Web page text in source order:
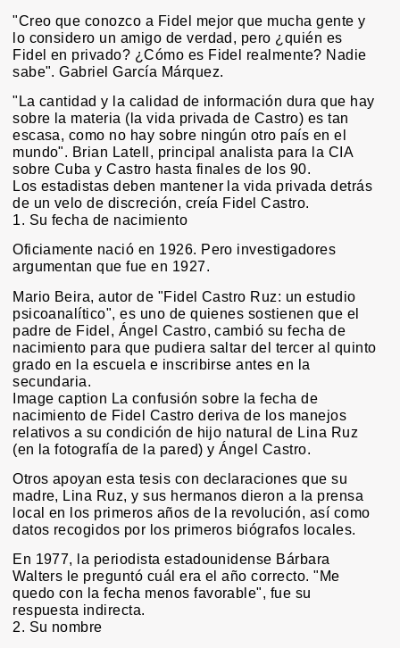
"Creo que conozco a Fidel mejor que mucha gente y
lo considero un amigo de verdad, pero ¿quién es
Fidel en privado? ¿Cómo es Fidel realmente? Nadie
sabe". Gabriel García Márquez.
"La cantidad y la calidad de información dura que hay
sobre la materia (la vida privada de Castro) es tan
escasa, como no hay sobre ningún otro país en el
mundo". Brian Latell, principal analista para la CIA
sobre Cuba y Castro hasta finales de los 90.
Los estadistas deben mantener la vida privada detrás
de un velo de discreción, creía Fidel Castro.
1. Su fecha de nacimiento
Oficiamente nació en 1926. Pero investigadores
argumentan que fue en 1927.
Mario Beira, autor de "Fidel Castro Ruz: un estudio
psicoanalítico", es uno de quienes sostienen que el
padre de Fidel, Ángel Castro, cambió su fecha de
nacimiento para que pudiera saltar del tercer al quinto
grado en la escuela e inscribirse antes en la
secundaria.
Image caption La confusión sobre la fecha de
nacimiento de Fidel Castro deriva de los manejos
relativos a su condición de hijo natural de Lina Ruz
(en la fotografía de la pared) y Ángel Castro.
Otros apoyan esta tesis con declaraciones que su
madre, Lina Ruz, y sus hermanos dieron a la prensa
local en los primeros años de la revolución, así como
datos recogidos por los primeros biógrafos locales.
En 1977, la periodista estadounidense Bárbara
Walters le preguntó cuál era el año correcto. "Me
quedo con la fecha menos favorable", fue su
respuesta indirecta.
2. Su nombre